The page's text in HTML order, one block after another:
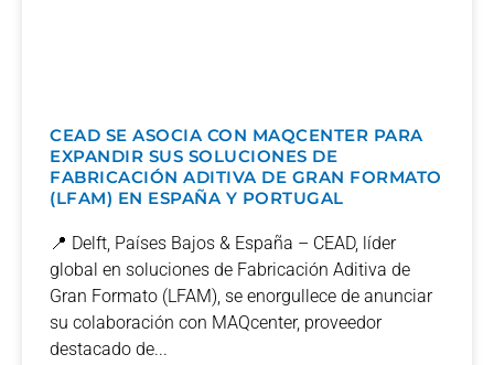
CEAD SE ASOCIA CON MAQCENTER PARA
EXPANDIR SUS SOLUCIONES DE
FABRICACIÓN ADITIVA DE GRAN FORMATO
(LFAM) EN ESPAÑA Y PORTUGAL
📍 Delft, Países Bajos & España – CEAD, líder
global en soluciones de Fabricación Aditiva de
Gran Formato (LFAM), se enorgullece de anunciar
su colaboración con MAQcenter, proveedor
destacado de